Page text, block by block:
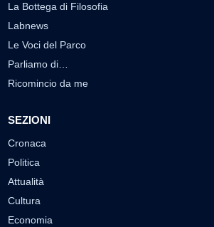
La Bottega di Filosofia
Labnews
Le Voci del Parco
Parliamo di…
Ricomincio da me
SEZIONI
Cronaca
Politica
Attualità
Cultura
Economia